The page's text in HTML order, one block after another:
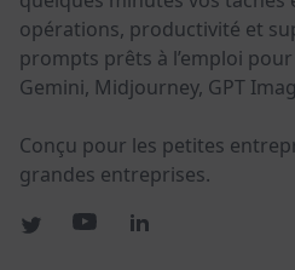
opérations, productivité et
prompts prêts à l’emploi pour
Gemini, Midjourney, GPT
Conçu pour les petites
grandes entreprises.